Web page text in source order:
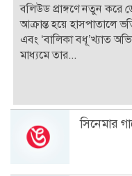
বলিউড প্রাঙ্গণে নতুন করে
আক্রান্ত হয়ে হাসপাতালে
এবং ‘বালিকা বধূ’খ্যাত
মাধ্যমে তার...
সিনেমার